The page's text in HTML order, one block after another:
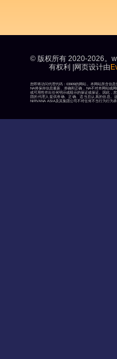
© 版权所有 2020-2026。
有权利 |网页设计由
您即将访问代理代码：03909的网站。本网站所含信息
NA将保持信息最新、准确和正确，NA不对本网站或
或可用性作出任何明示或暗示的保证或保证。因此，
团的代理人提供准确、正确、适当且认真的信息。
NIRVANA ASIA及其集团公司不对任何不当行为行为承